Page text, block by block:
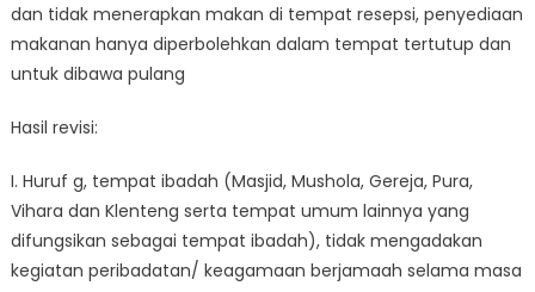
dan tidak menerapkan makan di tempat resepsi, penyediaan
makanan hanya diperbolehkan dalam tempat tertutup dan
untuk dibawa pulang
Hasil revisi:
I. Huruf g, tempat ibadah (Masjid, Mushola, Gereja, Pura,
Vihara dan Klenteng serta tempat umum lainnya yang
difungsikan sebagai tempat ibadah), tidak mengadakan
kegiatan peribadatan/ keagamaan berjamaah selama masa